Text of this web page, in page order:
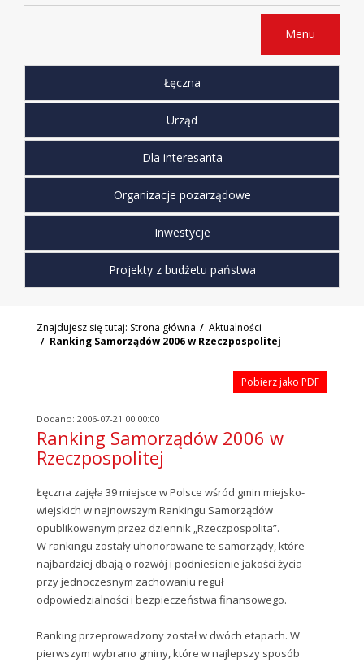
Menu
Łęczna
Urząd
Dla interesanta
Organizacje pozarządowe
Inwestycje
Projekty z budżetu państwa
Znajdujesz się tutaj: Strona główna
Aktualności
Ranking Samorządów 2006 w Rzeczpospolitej
Pobierz jako PDF
Dodano: 2006-07-21 00:00:00
Ranking Samorządów 2006 w
Rzeczpospolitej
Łęczna zajęła 39 miejsce w Polsce wśród gmin miejsko-
wiejskich w najnowszym Rankingu Samorządów
opublikowanym przez dziennik „Rzeczpospolita”.
W rankingu zostały uhonorowane te samorządy, które
najbardziej dbają o rozwój i podniesienie jakości życia
przy jednoczesnym zachowaniu reguł
odpowiedzialności i bezpieczeństwa finansowego.
Ranking przeprowadzony został w dwóch etapach. W
pierwszym wybrano gminy, które w najlepszy sposób